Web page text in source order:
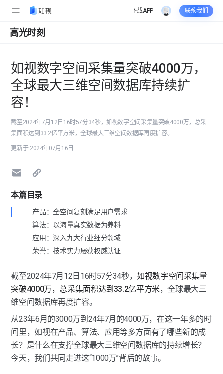
下载APP 联系我们
高光时刻
如视数字空间采集量突破4000万，
全球最大三维空间数据库持续扩
容！
截至2024年7月12日16时57分34秒，如视数字空间采集量突破4000万，总采
集面积达到33.2亿平方米，全球最大三维空间数据库再度扩容。
更新于 2024年07月16日
本篇目录
产品：全空间复刻满足用户需求
算法：以海量真实数据为养料
应用：深入九大行业细分领域
荣誉：技术实力屡获权威认证
截至2024年7月12日16时57分34秒，如视数字空间采集量
突破4000万，总采集面积达到33.2亿平方米，全球最大三
维空间数据库再度扩容。
从23年6月的3000万到24年7月的4000万，在这一年多的时
间里，如视在产品、算法、应用等多方面有了哪些新的成
长？是什么在支撑全球最大三维空间数据库的持续增长？
今天，我们共同走进这“1000万”背后的故事。